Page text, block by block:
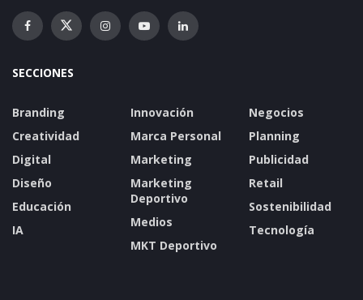
SECCIONES
Branding
Creatividad
Digital
Diseño
Educación
IA
Innovación
Marca Personal
Marketing
Marketing
Deportivo
Medios
MKT Deportivo
Negocios
Planning
Publicidad
Retail
Sostenibilidad
Tecnología